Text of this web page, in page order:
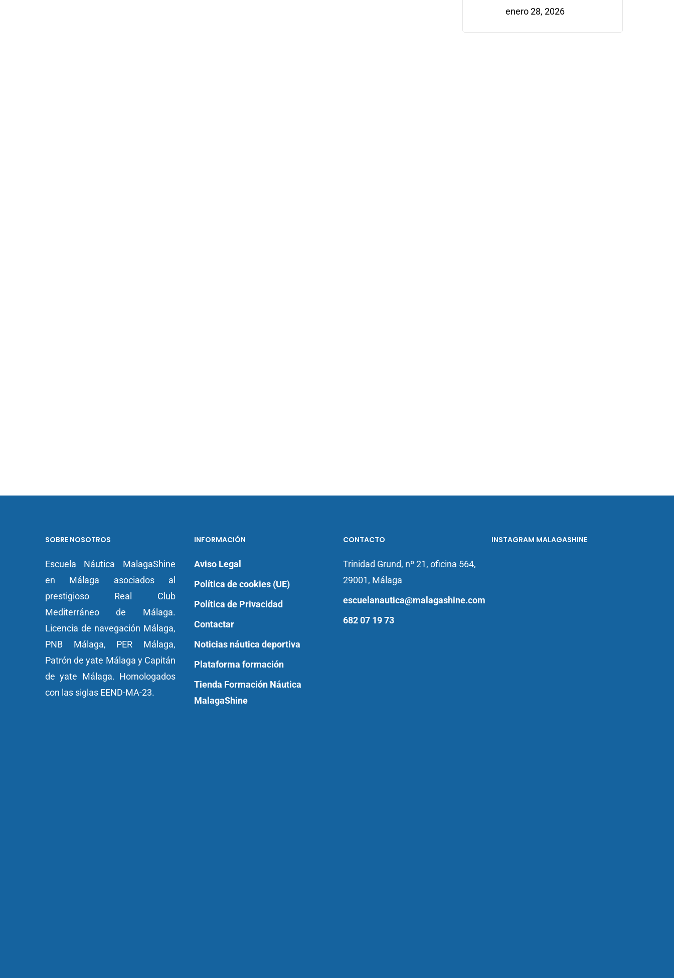
enero 28, 2026
SOBRE NOSOTROS
Escuela Náutica MalagaShine
en Málaga asociados al
prestigioso Real Club
Mediterráneo de Málaga.
Licencia de navegación Málaga,
PNB Málaga, PER Málaga,
Patrón de yate Málaga y Capitán
de yate Málaga. Homologados
con las siglas EEND-MA-23.
INFORMACIÓN
Aviso Legal
Política de cookies (UE)
Política de Privacidad
Contactar
Noticias náutica deportiva
Plataforma formación
Tienda Formación Náutica
MalagaShine
CONTACTO
Trinidad Grund, nº 21, oficina 564,
29001, Málaga
escuelanautica@malagashine.com
682 07 19 73
INSTAGRAM MALAGASHINE